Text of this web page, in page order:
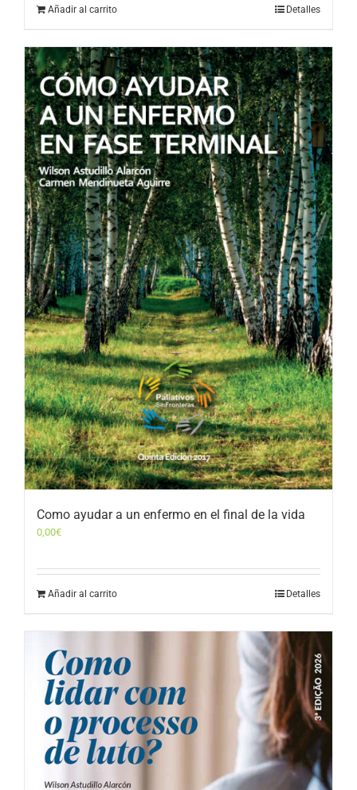
Añadir al carrito Detalles
Como ayudar a un enfermo en el final de la vida
0,00€
Añadir al carrito Detalles